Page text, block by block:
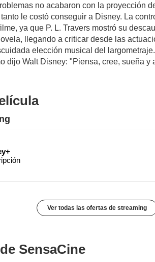
no acabaron con la proyección
le costó conseguir a Disney. La
ya que P. L. Travers mostró su
llegando a criticar desde las
elección musical del
dijo Walt Disney: "Piensa, cree, sueña y
Ver todas las ofertas de streaming
SensaCine